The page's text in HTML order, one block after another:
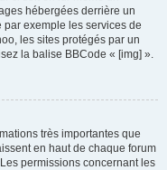
hébergées derrière un
par exemple les services de
les sites protégés par un
la balise BBCode « [img] ».
très importantes que
en haut de chaque forum
permissions concernant les